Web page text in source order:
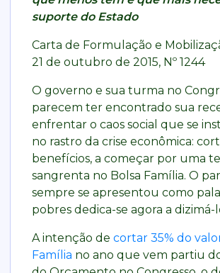
suporte do Estado
Carta de Formulação e
21 de outubro de 2015, Nº 1244
O governo e sua turma no
parecem ter encontrado sua
enfrentar o caos social que se
no rastro da crise econômica:
benefícios, a começar por uma
sangrenta no Bolsa Família. O
sempre se apresentou como
pobres dedica-se agora a dizimá-
A intenção de cortar 35% do
Família no ano que vem partiu